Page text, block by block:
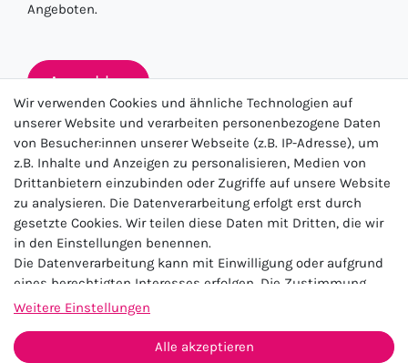
Angeboten.
Anmelden
★★★★★
4.5 / 5.0 (23.143)
Impressum Daten­schutz­erklärung
AGB
Widerrufs­recht
Kontakt
Wir verwenden Cookies und ähnliche Technologien auf
unserer Website und verarbeiten personenbezogene Daten
von Besucher:innen unserer Webseite (z.B. IP-Adresse), um
z.B. Inhalte und Anzeigen zu personalisieren, Medien von
Drittanbietern einzubinden oder Zugriffe auf unsere Website
zu analysieren. Die Datenverarbeitung erfolgt erst durch
gesetzte Cookies. Wir teilen diese Daten mit Dritten, die wir
in den Einstellungen benennen.
Die Datenverarbeitung kann mit Einwilligung oder aufgrund
eines berechtigten Interesses erfolgen. Die Zustimmung
kann erteilt oder abgelehnt werden. Es besteht das Recht,
Zeitpunkt zu ändern oder zu widerrufen. Beachten Sie unser
Weitere Einstellungen
Alle akzeptieren